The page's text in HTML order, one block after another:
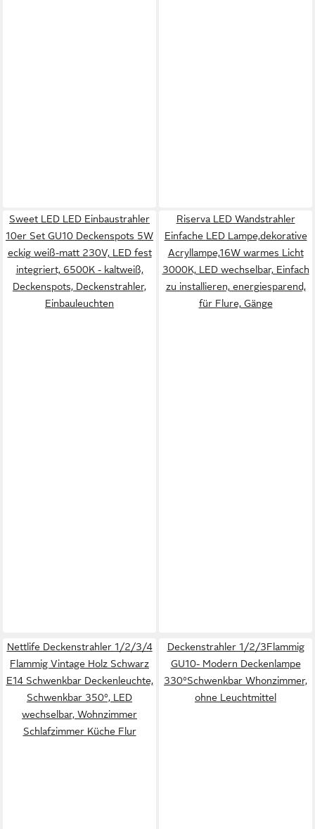
Sweet LED LED Einbaustrahler
10er Set GU10 Deckenspots 5W
eckig weiß-matt 230V, LED fest
integriert, 6500K - kaltweiß,
Deckenspots, Deckenstrahler,
Einbauleuchten
Riserva LED Wandstrahler
Einfache LED Lampe,dekorative
Acryllampe,16W warmes Licht
3000K, LED wechselbar, Einfach
zu installieren, energiesparend,
für Flure, Gänge
Nettlife Deckenstrahler 1/2/3/4
Flammig Vintage Holz Schwarz
E14 Schwenkbar Deckenleuchte,
Schwenkbar 350°, LED
wechselbar, Wohnzimmer
Schlafzimmer Küche Flur
Deckenstrahler 1/2/3Flammig
GU10- Modern Deckenlampe
330°Schwenkbar Whonzimmer,
ohne Leuchtmittel